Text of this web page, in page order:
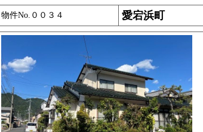
物件No.００３４ 愛宕浜町